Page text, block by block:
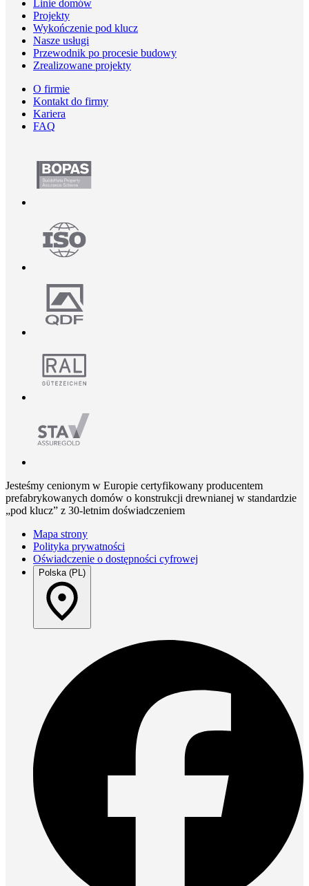
Linie domów
Projekty
Wykończenie pod klucz
Nasze usługi
Przewodnik po procesie budowy
Zrealizowane projekty
O firmie
Kontakt do firmy
Kariera
FAQ
Jesteśmy cenionym w Europie certyfikowany producentem
prefabrykowanych domów o konstrukcji drewnianej w standardzie
„pod klucz” z 30-letnim doświadczeniem
Mapa strony
Polityka prywatności
Oświadczenie o dostępności cyfrowej
Polska (PL)